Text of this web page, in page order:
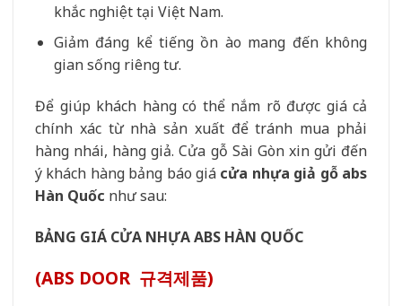
khắc nghiệt tại Việt Nam.
Giảm đáng kể tiếng ồn ào mang đến không
gian sống riêng tư.
Để giúp khách hàng có thể nắm rõ được giá cả
chính xác từ nhà sản xuất để tránh mua phải
hàng nhái, hàng giả. Cửa gỗ Sài Gòn xin gửi đến
ý khách hàng bảng báo giá cửa nhựa giả gỗ abs
Hàn Quốc như sau:
BẢNG GIÁ CỬA NHỰA ABS HÀN QUỐC
(ABS DOOR 규격제품)